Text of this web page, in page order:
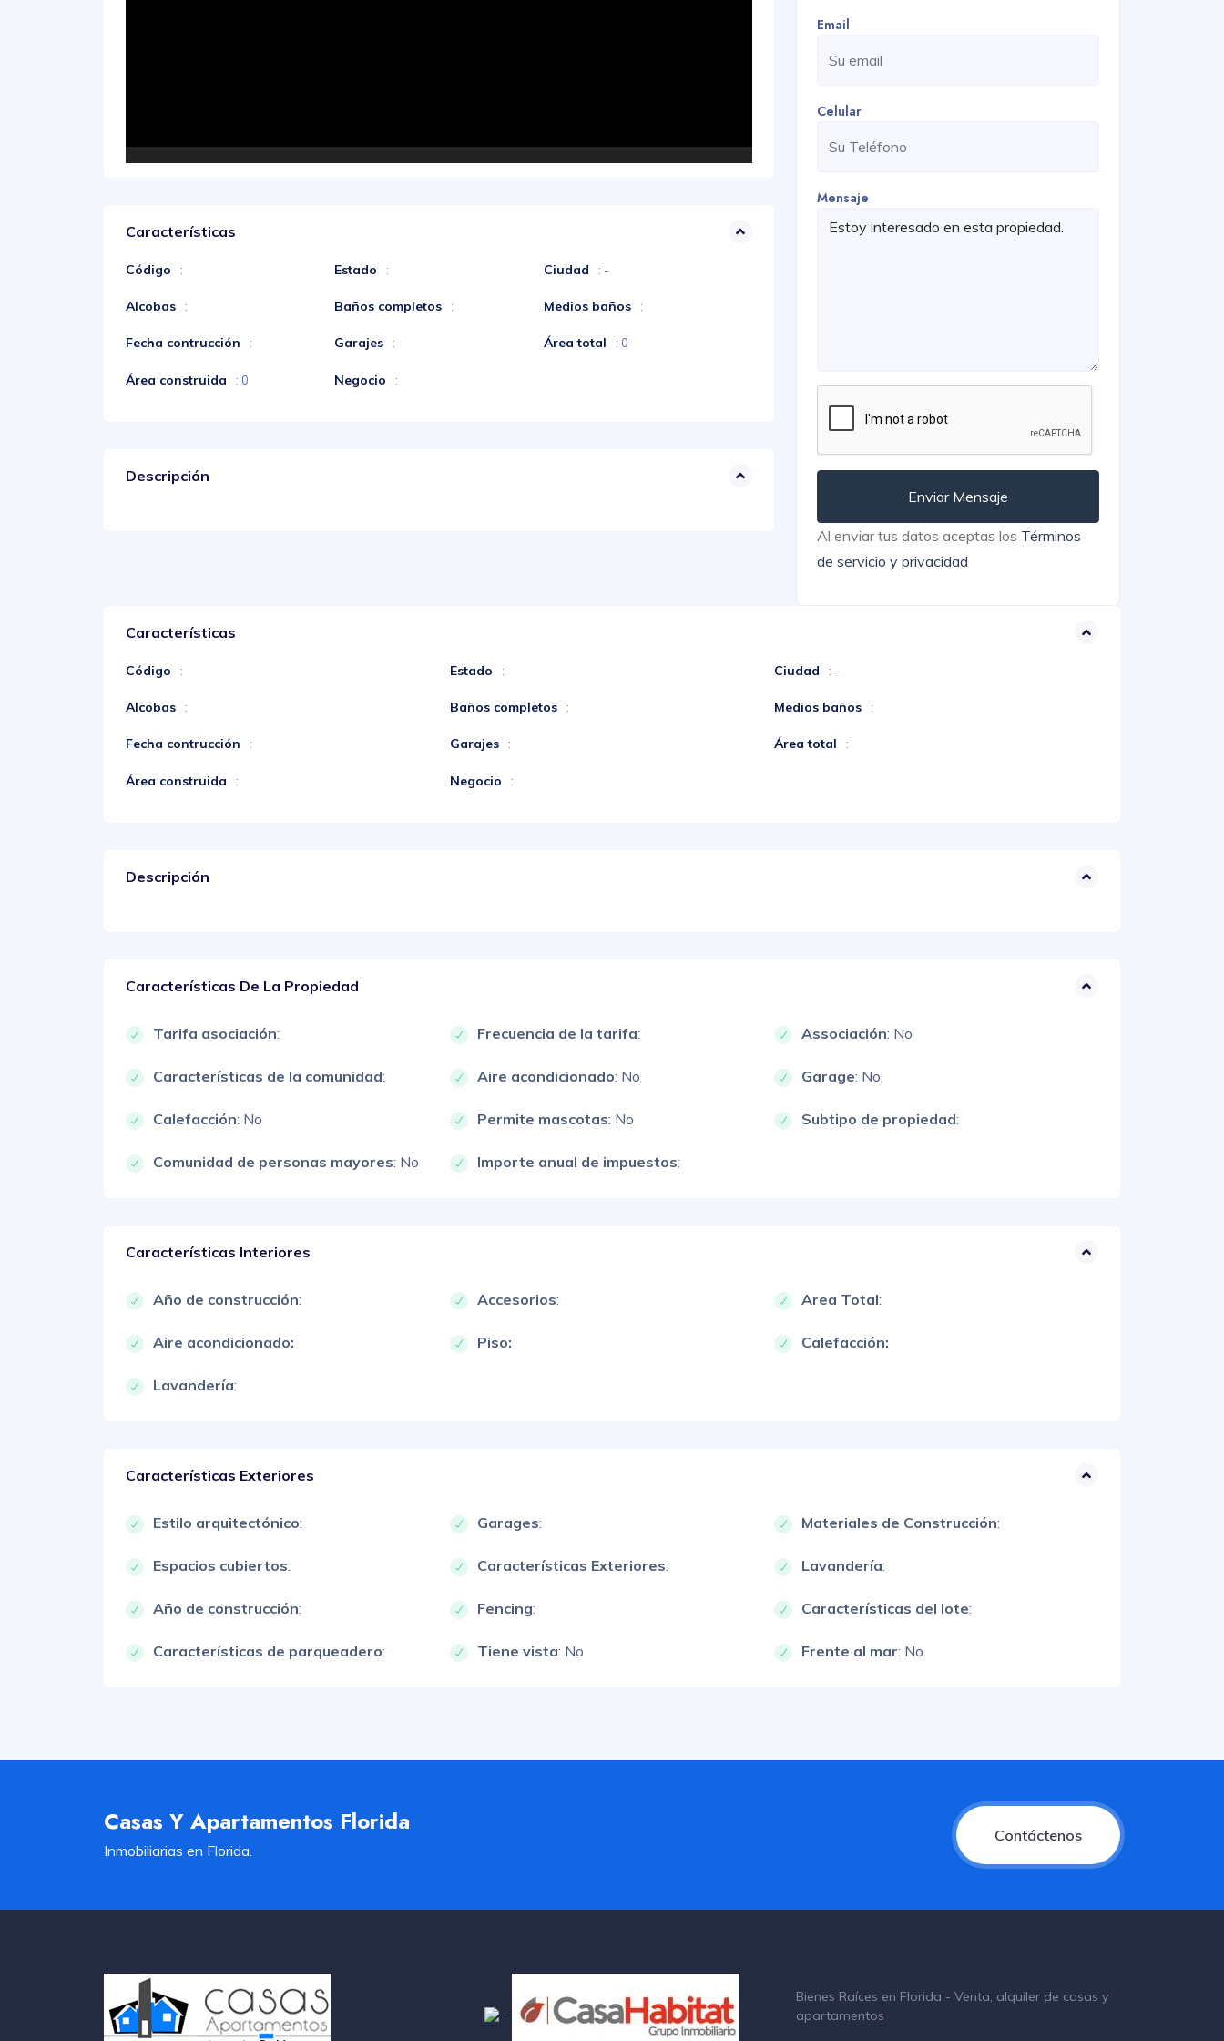
Características
Código : Estado : Ciudad : -
Alcobas : Baños completos : Medios baños :
Fecha contrucción : Garajes : Área total : 0
Área construida : 0 Negocio :
Descripción
Email
Celular
Mensaje
Enviar Mensaje
Al enviar tus datos aceptas los Términos
de servicio y privacidad
Características
Código : Estado : Ciudad : -
Alcobas : Baños completos : Medios baños :
Fecha contrucción : Garajes : Área total :
Área construida : Negocio :
Descripción
Características De La Propiedad
Tarifa asociación: Frecuencia de la tarifa: Associación: No
Características de la comunidad: Aire acondicionado: No Garage: No
Calefacción: No Permite mascotas: No Subtipo de propiedad:
Comunidad de personas mayores: No Importe anual de impuestos:
Características Interiores
Año de construcción: Accesorios: Area Total:
Aire acondicionado: Piso: Calefacción:
Lavandería:
Características Exteriores
Estilo arquitectónico: Garages: Materiales de Construcción:
Espacios cubiertos: Características Exteriores: Lavandería:
Año de construcción: Fencing: Características del lote:
Características de parqueadero: Tiene vista: No Frente al mar: No
Casas Y Apartamentos Florida
Inmobiliarias en Florida.
Contáctenos
-
Bienes Raíces en Florida - Venta, alquiler de casas y
apartamentos